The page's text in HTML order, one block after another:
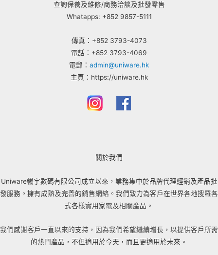
查詢保養及維修/商務洽談及批發零售
Whatapps: +852 9857-5111
傳真：+852 3793-4073
電話：+852 3793-4069
電郵： admin@uniware.hk
主頁：https://uniware.hk
關於我們
Uniware暢宇數碼有限公司成立以來，業務集中於品牌代理經銷及產品批
發服務。擁有成熟及完善的銷售網絡。我們致力為客戶在世界各地搜羅各
式各樣實用家電及相關產品。
我們感謝客戶一直以來的支持，因為我們希望繼續增長，以提供客戶所需
的熱門產品，不但適用於今天，而且更適用於未來。